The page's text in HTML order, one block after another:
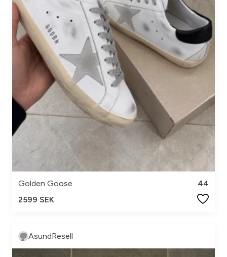
Golden Goose
44
2599 SEK
AsundResell